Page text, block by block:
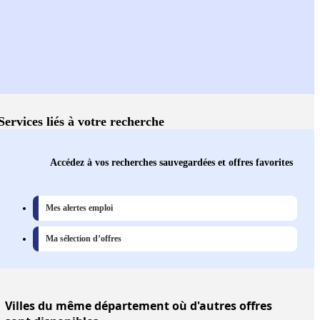
liés à votre recherche
Accédez à vos recherches sauvegardées et offres favorites
Mes alertes emploi
Ma sélection d’offres
Villesdu même département où d'autres offres